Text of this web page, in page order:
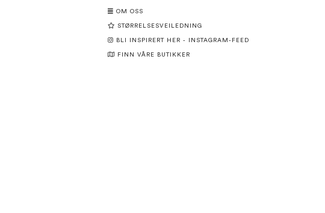
OM OSS
STØRRELSESVEILEDNING
BLI INSPIRERT HER - INSTAGRAM-FEED
FINN VÅRE BUTIKKER